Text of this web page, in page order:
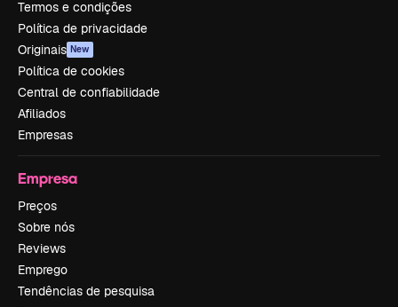
Termos e condições
Política de privacidade
Originais New
Política de cookies
Central de confiabilidade
Afiliados
Empresas
Empresa
Preços
Sobre nós
Reviews
Emprego
Tendências de pesquisa